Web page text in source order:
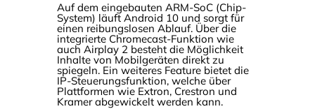
Auf dem eingebauten ARM-SoC (Chip-
System) läuft Android 10 und sorgt für
einen reibungslosen Ablauf. Über die
integrierte Chromecast-Funktion wie
auch Airplay 2 besteht die Möglichkeit
Inhalte von Mobilgeräten direkt zu
spiegeln. Ein weiteres Feature bietet die
IP-Steuerungsfunktion, welche über
Plattformen wie Extron, Crestron und
Kramer abgewickelt werden kann.